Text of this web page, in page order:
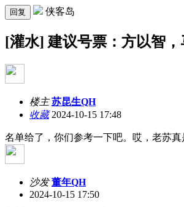
回复 侠客岛
[灌水] 建议号票：方以智
楼主 苏昆生QH
收藏2024-10-15 17:48
名单给了，你们参考一下吧。哎，老苏
沙发 董年QH
2024-10-15 17:50